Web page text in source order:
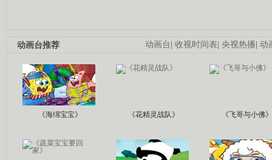
动画台| 收视时间表| 央视热播| 动
动画台推荐
《海绵宝宝》 《花精灵战队》 《飞哥与小佛》